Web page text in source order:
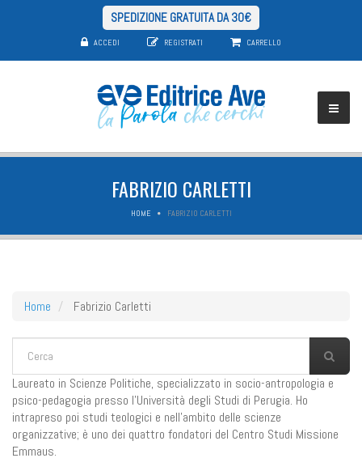
SPEDIZIONE GRATUITA DA 30€
ACCEDI REGISTRATI CARRELLO
FABRIZIO CARLETTI
HOME FABRIZIO CARLETTI
Home Fabrizio Carletti
FORM DI RICERCA
Laureato in Scienze Politiche, specializzato in socio-antropologia e
psico-pedagogia presso l’Università degli Studi di Perugia. Ho
intrapreso poi studi teologici e nell’ambito delle scienze
organizzative; è uno dei quattro fondatori del Centro Studi Missione
Emmaus.